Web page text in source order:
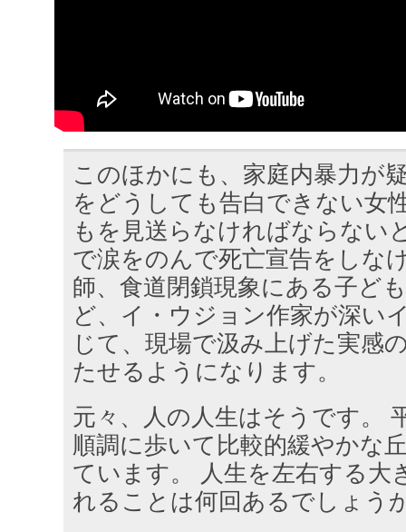
このほかにも、家庭内暴力が
をどうしても告白できない女
もを見送らなければならない
で涙をのんで死亡宣告をしな
師、食道閉鎖現象にある子ど
ど、イ・ウジョン作家が深い
じて、現場で汲み上げた実感
たせるようになります。
元々、人の人生はそうです。
順調に歩いて比較的緩やかな
ています。 人生を左右する大
れることは何回あるでしょう